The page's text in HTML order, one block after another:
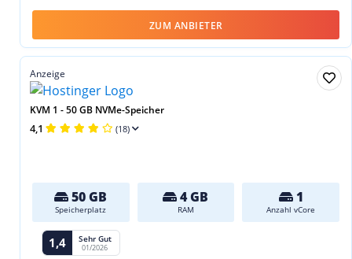
ZUM ANBIETER
Anzeige
KVM 1 - 50 GB NVMe-Speicher
4,1 (18)
50 GB
Speicherplatz
4 GB
RAM
1
Anzahl vCore
1,4 Sehr Gut
01/2026